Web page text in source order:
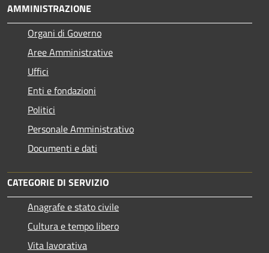
AMMINISTRAZIONE
Organi di Governo
Aree Amministrative
Uffici
Enti e fondazioni
Politici
Personale Amministrativo
Documenti e dati
CATEGORIE DI SERVIZIO
Anagrafe e stato civile
Cultura e tempo libero
Vita lavorativa